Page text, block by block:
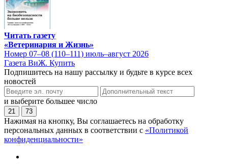
Читать газету
«Ветеринария и Жизнь»
Номер 07–08 (110–111) июль–август 2026
Газета ВиЖ. Купить
Подпишитесь на нашу рассылку и будьте в курсе всех
новостей
и выберите большее число
21 73
Нажимая на кнопку, Вы соглашаетесь на обработку
персональных данных в соответствии с «Политикой
конфиденциальности»